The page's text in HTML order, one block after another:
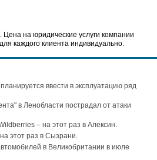
. Цена на юридические услуги компании
каждого клиента индивидуально.
ввести в эксплуатацию ряд
в Ленобласти пострадал от атаки
– на этот раз в Алексин.
этот раз в Сызрани.
в Великобритании в июле